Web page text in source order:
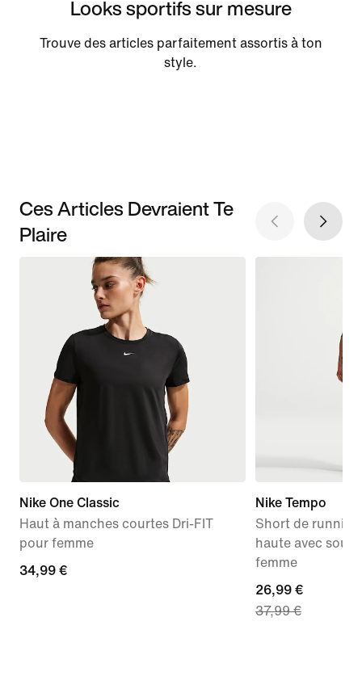
Looks sportifs sur mesure
Trouve des articles parfaitement assortis à ton
style.
Ces Articles Devraient Te
Plaire
Nike One Classic
Haut à manches courtes Dri-FIT
pour femme
34,99 €
34,99 €
Nike Tempo
Short de
haute avec
femme
current
price
26,99 €
37,99 €